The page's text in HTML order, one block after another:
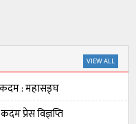
VIEW ALL
कदम : महासङ्घ
प्रेस विज्ञप्ति